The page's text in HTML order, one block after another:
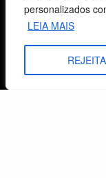
personalizados
LEIA MAIS
Lista de Desejos
Termos e